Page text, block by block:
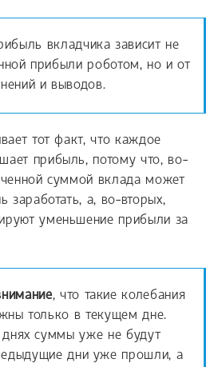
вкладчика зависит не
прибыли роботом, но и от
и выводов.
тот факт, что каждое
прибыль, потому что, во-
суммой вклада может
заработать, а, во-вторых,
уменьшение прибыли за
, что такие колебания
только в текущем дне.
суммы уже не будут
дни уже прошли, а